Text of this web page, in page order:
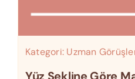
Kategori: Uzman